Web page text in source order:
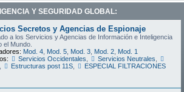
Y SEGURIDAD GLOBAL:
Secretos y Agencias de Espionaje
a los Servicios y Agencias de Información e Inteligencia
el Mundo.
Mod. 4 Mod. 5 Mod. 3 Mod. 2 Mod. 1
Servicios Occidentales Servicios Neutrales
Estructuras post 11S,
ESPECIAL FILTRACIONES